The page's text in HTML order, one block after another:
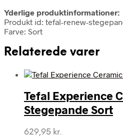
Yderlige produktinformationer:
Produkt id: tefal-renew-
Farve: Sort
Relaterede varer
Tefal Experience
Stegepande Sort
629,95 kr.